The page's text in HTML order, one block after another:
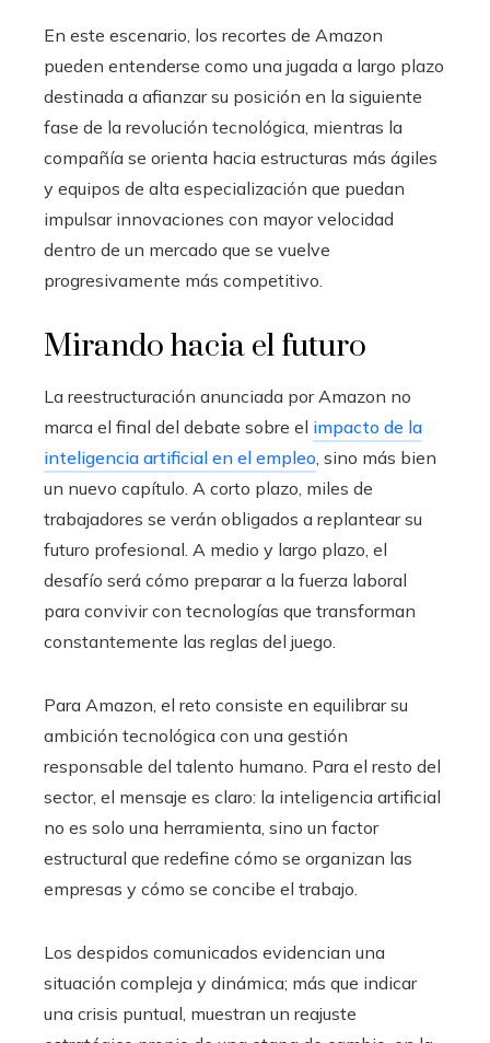
En este escenario, los recortes de Amazon
pueden entenderse como una jugada a largo plazo
destinada a afianzar su posición en la siguiente
fase de la revolución tecnológica, mientras la
compañía se orienta hacia estructuras más ágiles
y equipos de alta especialización que puedan
impulsar innovaciones con mayor velocidad
dentro de un mercado que se vuelve
progresivamente más competitivo.
Mirando hacia el futuro
La reestructuración anunciada por Amazon no
marca el final del debate sobre el impacto de la
inteligencia artificial en el empleo , sino más bien
un nuevo capítulo. A corto plazo, miles de
trabajadores se verán obligados a replantear su
futuro profesional. A medio y largo plazo, el
desafío será cómo preparar a la fuerza laboral
para convivir con tecnologías que transforman
constantemente las reglas del juego.
Para Amazon, el reto consiste en equilibrar su
ambición tecnológica con una gestión
responsable del talento humano. Para el resto del
sector, el mensaje es claro: la inteligencia artificial
no es solo una herramienta, sino un factor
estructural que redefine cómo se organizan las
empresas y cómo se concibe el trabajo.
Los despidos comunicados evidencian una
situación compleja y dinámica; más que indicar
una crisis puntual, muestran un reajuste